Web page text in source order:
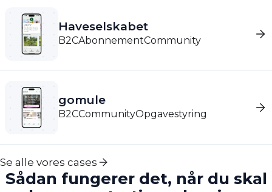
Haveselskabet
B2CAbonnementCommunity
gomule
B2CCommunityOpgavestyring
Se alle vores cases
Sådan fungerer det, når du skal